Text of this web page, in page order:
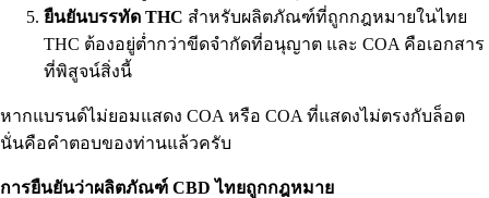
ยืนยันบรรทัด THC สำหรับผลิตภัณฑ์ที่ถูกกฎหมายในไทย
THC ต้องอยู่ต่ำกว่าขีดจำกัดที่อนุญาต และ COA คือเอกสาร
ที่พิสูจน์สิ่งนี้
หากแบรนด์ไม่ยอมแสดง COA หรือ COA ที่แสดงไม่ตรงกับล็อต
นั่นคือคำตอบของท่านแล้วครับ
การยืนยันว่าผลิตภัณฑ์ CBD ไทยถูกกฎหมาย